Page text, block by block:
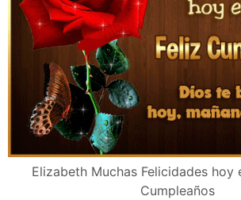
Elizabeth Muchas Felicidades hoy
Cumpleaños